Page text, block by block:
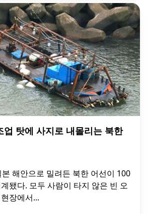
업 탓에 사지로 내몰리는 북한
해안으로 밀려든 북한 어선이 100
됐다. 모두 사람이 타지 않은 빈 오
장에서...